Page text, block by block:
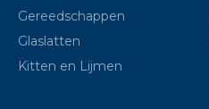
Gereedschappen
Glaslatten
Kitten en Lijmen